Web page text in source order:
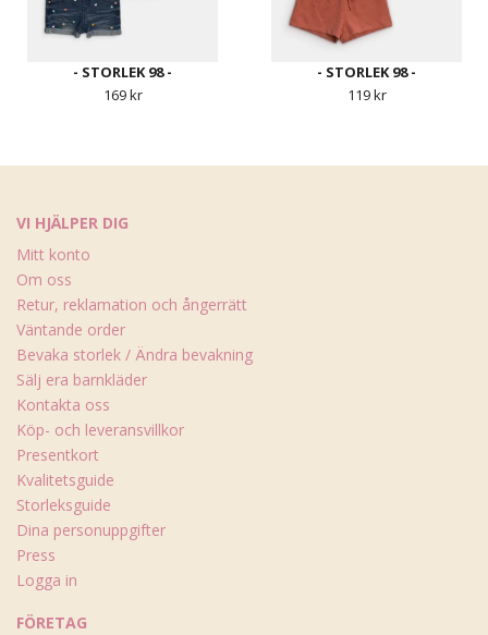
- STORLEK 98 -
169 kr
- STORLEK 98 -
119 kr
VI HJÄLPER DIG
Mitt konto
Om oss
Retur, reklamation och ångerrätt
Väntande order
Bevaka storlek / Ändra bevakning
Sälj era barnkläder
Kontakta oss
Köp- och leveransvillkor
Presentkort
Kvalitetsguide
Storleksguide
Dina personuppgifter
Press
Logga in
FÖRETAG